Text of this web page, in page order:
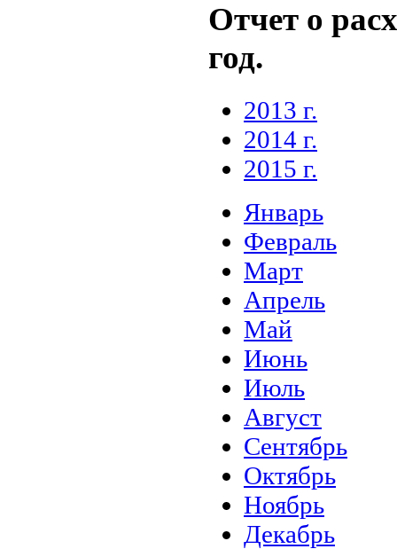
Отчет о
год.
2013 г.
2014 г.
2015 г.
Январь
Февраль
Март
Апрель
Май
Июнь
Июль
Август
Сентябрь
Октябрь
Ноябрь
Декабрь